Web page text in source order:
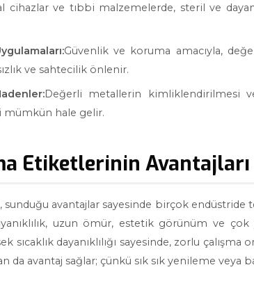
cihazlar ve tıbbi malzemelerde, steril ve
Güvenlik ve koruma amacıyla,
ve sahtecilik önlenir.
Değerli metallerin kimliklendirilmesi
hale gelir.
Etiketlerinin Avantajları
sunduğu avantajlar sayesinde birçok endüstride
uzun ömür, estetik görünüm ve
sıcaklık dayanıklılığı sayesinde, zorlu
da avantaj sağlar; çünkü sık sık yenileme veya